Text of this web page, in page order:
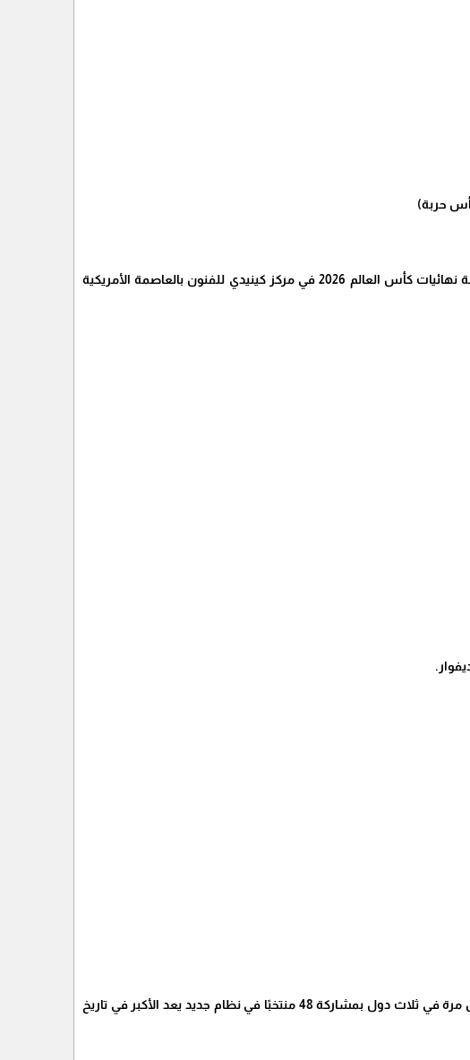
حربة)
حدد الاتحاد الدولي لكرة القدم (فيفا) يوم الخامس من ديسمبر المقبل موعدًا لإجراء قرعة نهائيات كأس العالم 2026 في مركز كينيدي للفنون بالعاصمة الأمريكية
وتترقب الجماهير حول العالم اكتمال قائمة المتأهلين إلى مونديال 2026 الذي سيُقام لأول مرة في ثلاث دول بمشاركة 48 منتخبًا في نظام جديد يعد الأكبر في تاريخ